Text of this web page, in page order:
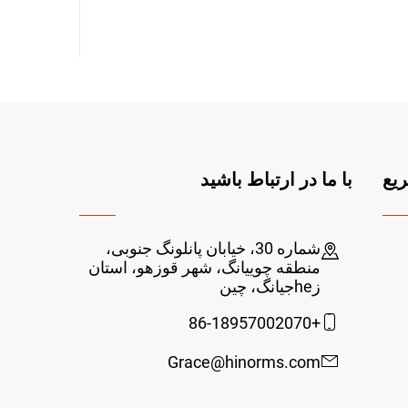
با ما در ارتباط باشید
شماره 30، خیابان پانلونگ جنوبی،
منطقه چوییانگ، شهر قوزهو، استان
زheجیانگ، چین
+86-18957002070
Grace@hinorms.com